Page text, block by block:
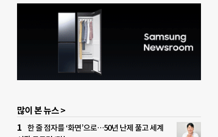
많이 본 뉴스 >
한 줄 점자를 ‘화면’으로…50년 난제 풀고 세계